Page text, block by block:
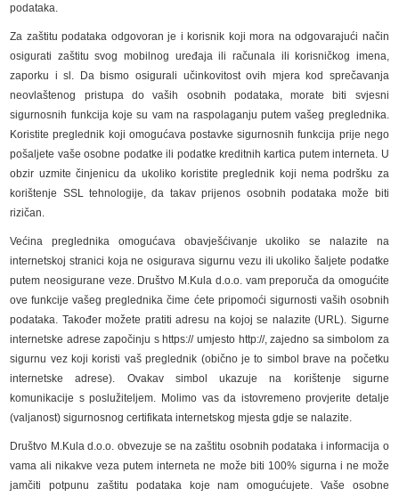
podataka.
Za zaštitu podataka odgovoran je i korisnik koji mora na odgovarajući način
osigurati zaštitu svog mobilnog uređaja ili računala ili korisničkog imena,
zaporku i sl. Da bismo osigurali učinkovitost ovih mjera kod sprečavanja
neovlaštenog pristupa do vaših osobnih podataka, morate biti svjesni
sigurnosnih funkcija koje su vam na raspolaganju putem vašeg preglednika.
Koristite preglednik koji omogućava postavke sigurnosnih funkcija prije nego
pošaljete vaše osobne podatke ili podatke kreditnih kartica putem interneta. U
obzir uzmite činjenicu da ukoliko koristite preglednik koji nema podršku za
korištenje SSL tehnologije, da takav prijenos osobnih podataka može biti
rizičan.
Većina preglednika omogućava obavješćivanje ukoliko se nalazite na
internetskoj stranici koja ne osigurava sigurnu vezu ili ukoliko šaljete podatke
putem neosigurane veze. Društvo M.Kula d.o.o. vam preporuča da omogućite
ove funkcije vašeg preglednika čime ćete pripomoći sigurnosti vaših osobnih
podataka. Također možete pratiti adresu na kojoj se nalazite (URL). Sigurne
internetske adrese započinju s https:// umjesto http://, zajedno sa simbolom za
sigurnu vez koji koristi vaš preglednik (obično je to simbol brave na početku
internetske adrese). Ovakav simbol ukazuje na korištenje sigurne
komunikacije s poslužiteljem. Molimo vas da istovremeno provjerite detalje
(valjanost) sigurnosnog certifikata internetskog mjesta gdje se nalazite.
Društvo M.Kula d.o.o. obvezuje se na zaštitu osobnih podataka i informacija o
vama ali nikakve veza putem interneta ne može biti 100% sigurna i ne može
jamčiti potpunu zaštitu podataka koje nam omogućujete. Vaše osobne